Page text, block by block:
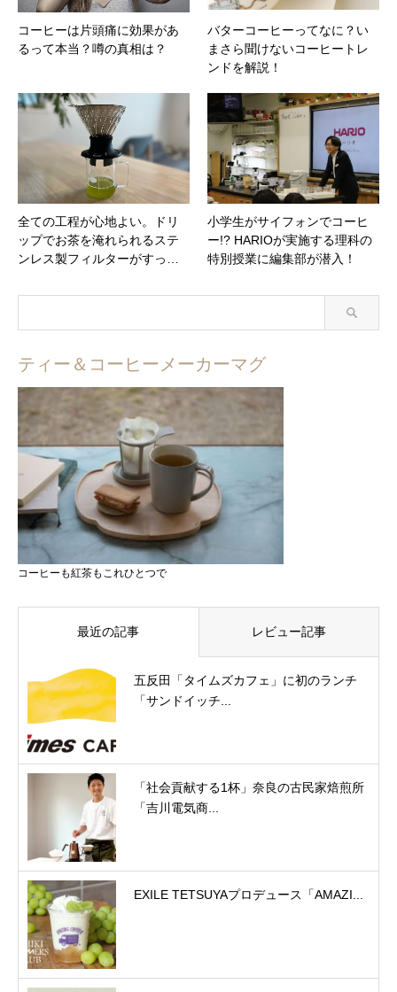
コーヒーは片頭痛に効果があ
るって本当？噂の真相は？
バターコーヒーってなに？い
まさら聞けないコーヒートレ
ンドを解説！
全ての工程が心地よい。ドリ
ップでお茶を淹れられるステ
ンレス製フィルターがすっ…
小学生がサイフォンでコーヒ
ー!? HARIOが実施する理科の
特別授業に編集部が潜入！
ティー＆コーヒーメーカーマグ
コーヒーも紅茶もこれひとつで
最近の記事 レビュー記事
五反田「タイムズカフェ」に初のランチ
「サンドイッチ...
「社会貢献する1杯」奈良の古民家焙煎所
「吉川電気商...
EXILE TETSUYAプロデュース「AMAZI...